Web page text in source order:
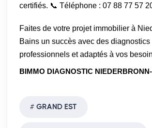
certifiés. 📞 Téléphone : 07 88 77 57
Faites de votre projet immobilier à
Bains un succès avec des diagnostics
professionnels et adaptés à vos
BIMMO DIAGNOSTIC
GRAND EST